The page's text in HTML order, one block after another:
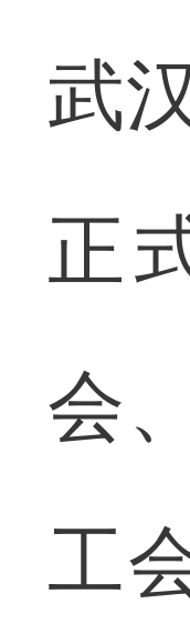
武
正
会
工